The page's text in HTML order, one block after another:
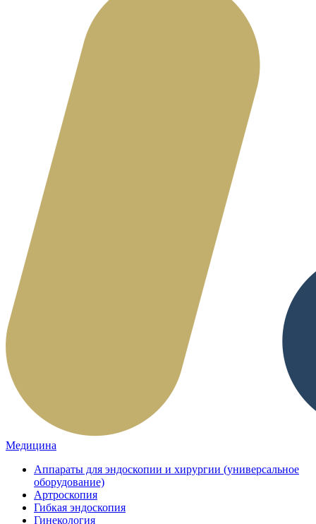
Медицина
Аппараты для эндоскопии и хирургии (универсальное
оборудование)
Артроскопия
Гибкая эндоскопия
Гинекология